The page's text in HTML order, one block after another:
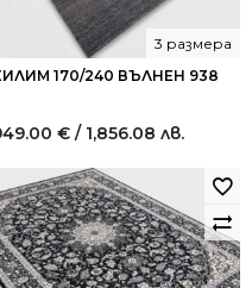
170/240 ВЪЛНЕН 938
3 размера
€ / 1,856.08 лв.